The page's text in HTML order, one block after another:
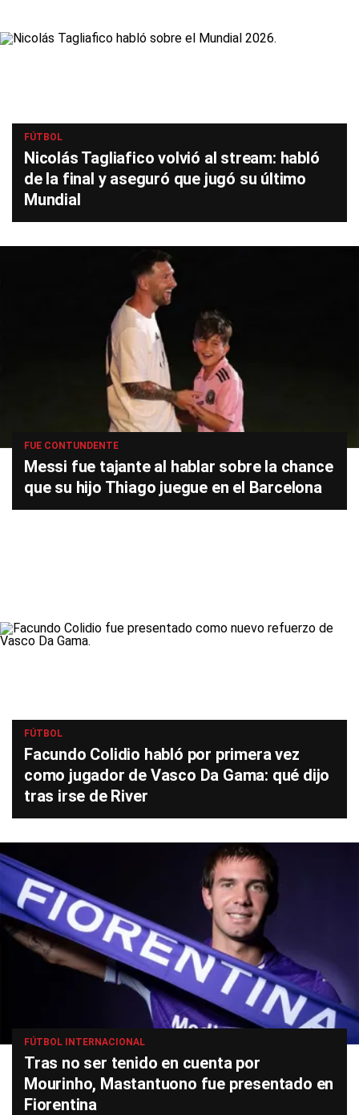
FÚTBOL
Nicolás Tagliafico volvió al stream: habló
de la final y aseguró que jugó su último
Mundial
FUE CONTUNDENTE
Messi fue tajante al hablar sobre la chance
que su hijo Thiago juegue en el Barcelona
FÚTBOL
Facundo Colidio habló por primera vez
como jugador de Vasco Da Gama: qué dijo
tras irse de River
FÚTBOL INTERNACIONAL
Tras no ser tenido en cuenta por
Mourinho, Mastantuono fue presentado en
Fiorentina